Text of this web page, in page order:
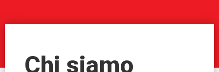
Chi siamo